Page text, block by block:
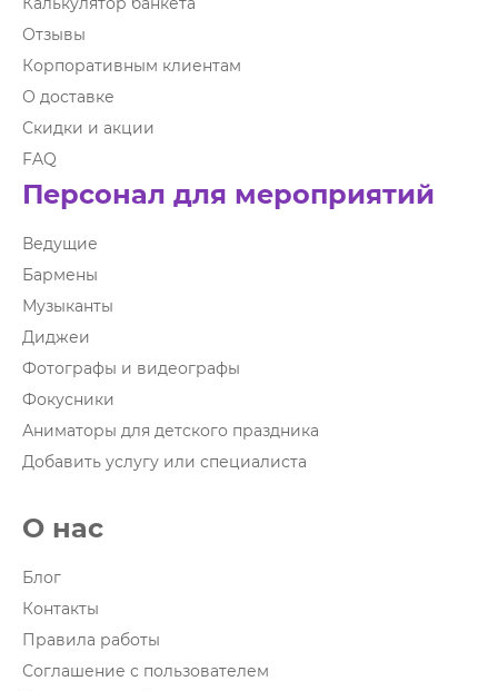
Отзывы
Корпоративным клиентам
О доставке
Скидки и акции
FAQ
Персонал для мероприятий
Ведущие
Бармены
Музыканты
Диджеи
Фотографы и видеографы
Фокусники
Аниматоры для детского праздника
Добавить услугу или специалиста
О нас
Блог
Контакты
Правила работы
Соглашение с пользователем